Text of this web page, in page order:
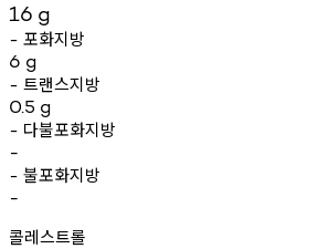
16 g
- 포화지방
6 g
- 트랜스지방
0.5 g
- 다불포화지방
-
- 불포화지방
-
콜레스트롤